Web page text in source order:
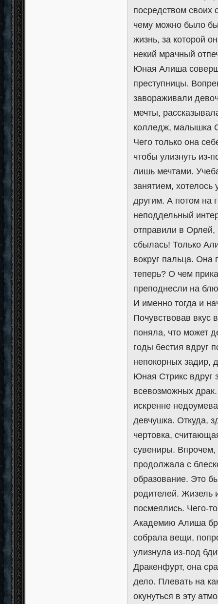
посредством своих
чему можно было бы
жизнь, за которой
некий мрачный
Юная Алиша
преступницы.
завораживали
мечты,
колледж, малышка
Чего только она
чтобы улизнуть из-
лишь мечтами.
занятием, хотелось
другим. А потом на
неподдельный
отправили в
сбылась! Только
вокруг пальца. Она
теперь? О чем
преподнесли на
И именно тогда и
Почувствовав вкус
поняла, что может
годы бестия вдруг
непокорных задир,
Юная Стрикс вдруг
всевозможных
искренне
девчушка. Откуда,
чертовка,
сувениры. Впрочем,
продолжала с
образование. Это
родителей. Жизель
посмеялись. Чего-
Академию Алиша
собрала вещи,
улизнула из-под
Дракенфурт, она
дело. Плевать на
окунуться в эту